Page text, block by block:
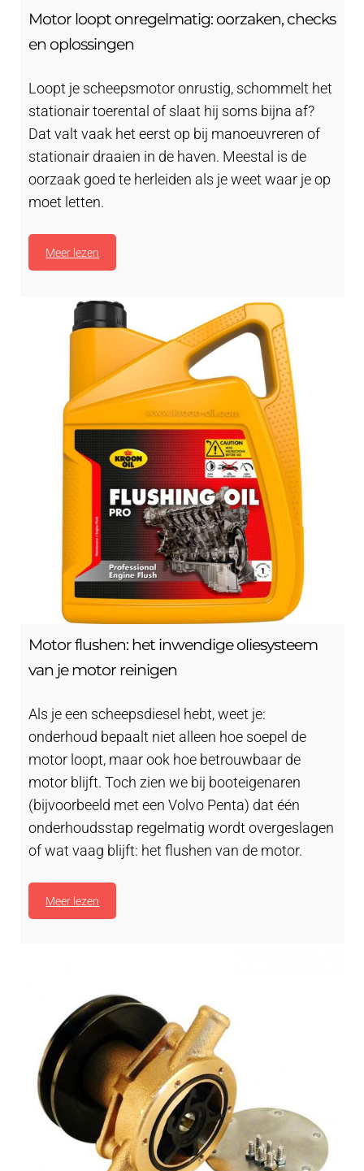
Motor loopt onregelmatig: oorzaken, checks
en oplossingen
Loopt je scheepsmotor onrustig, schommelt het
stationair toerental of slaat hij soms bijna af?
Dat valt vaak het eerst op bij manoeuvreren of
stationair draaien in de haven. Meestal is de
oorzaak goed te herleiden als je weet waar je op
moet letten.
Meer lezen
Motor flushen: het inwendige oliesysteem
van je motor reinigen
Als je een scheepsdiesel hebt, weet je:
onderhoud bepaalt niet alleen hoe soepel de
motor loopt, maar ook hoe betrouwbaar de
motor blijft. Toch zien we bij booteigenaren
(bijvoorbeeld met een Volvo Penta) dat één
onderhoudsstap regelmatig wordt overgeslagen
of wat vaag blijft: het flushen van de motor.
Meer lezen